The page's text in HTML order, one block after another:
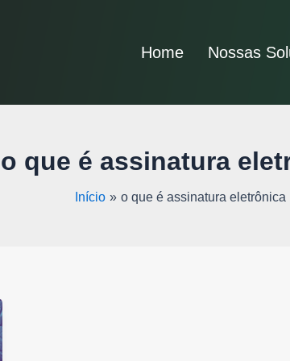
Home Nossas
o que é assinatura
Início o que é assinatura eletrônica